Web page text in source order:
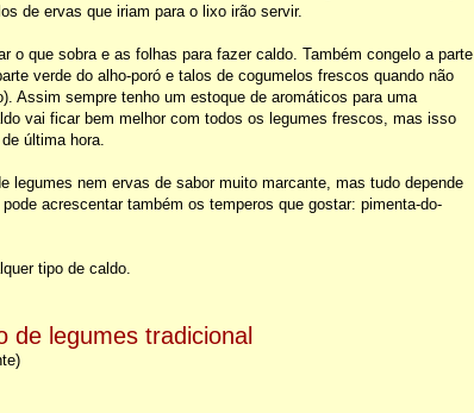
de ervas que iriam para o lixo irão servir.
o que sobra e as folhas para fazer caldo. Também congelo a parte
verde do alho-poró e talos de cogumelos frescos quando não
Assim sempre tenho um estoque de aromáticos para uma
vai ficar bem melhor com todos os legumes frescos, mas isso
última hora.
legumes nem ervas de sabor muito marcante, mas tudo depende
acrescentar também os temperos que gostar: pimenta-do-
tipo de caldo.
de legumes tradicional